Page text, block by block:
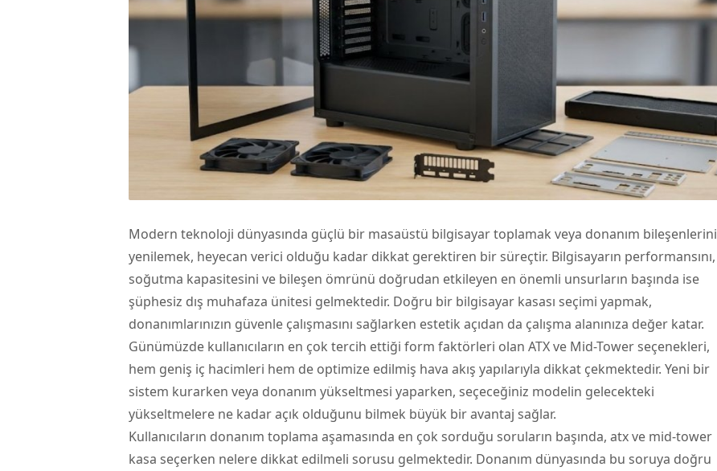
Modern teknoloji dünyasında güçlü bir masaüstü bilgisayartoplamak veya donanım bileşenlerini
yenilemek, heyecan verici olduğu kadar dikkat gerektiren bir süreçtir. Bilgisayarın performansını,
soğutma kapasitesini ve bileşen ömrünü doğrudan etkileyen en önemli unsurların başında ise
şüphesiz dış muhafaza ünitesi gelmektedir. Doğru bir bilgisayar kasası seçimi yapmak,
donanımlarınızın güvenle çalışmasını sağlarken estetik açıdan da çalışma alanınıza değer katar.
Günümüzde kullanıcıların en çok tercih ettiği form faktörleri olan ATX ve Mid-Tower seçenekleri,
hem geniş iç hacimleri hem de optimize edilmiş hava akış yapılarıyla dikkat çekmektedir. Yeni bir
sistem kurarken veya donanım yükseltmesi yaparken, seçeceğiniz modelin gelecekteki
yükseltmelere ne kadar açık olduğunu bilmek büyük bir avantaj sağlar.
Kullanıcıların donanım toplama aşamasında en çok sorduğu soruların başında, atx ve mid-tower
kasa seçerken nelere dikkat edilmeli sorusu gelmektedir. Donanım dünyasında bu soruya doğru